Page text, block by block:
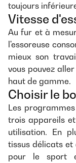
toujours
Vitesse
Au fur et à
l'essoreuse
mieux son
vous pouvez
haut de gamme.
Choisir le
Les
trois appareils
utilisation. En
tissus délicats
pour le sport